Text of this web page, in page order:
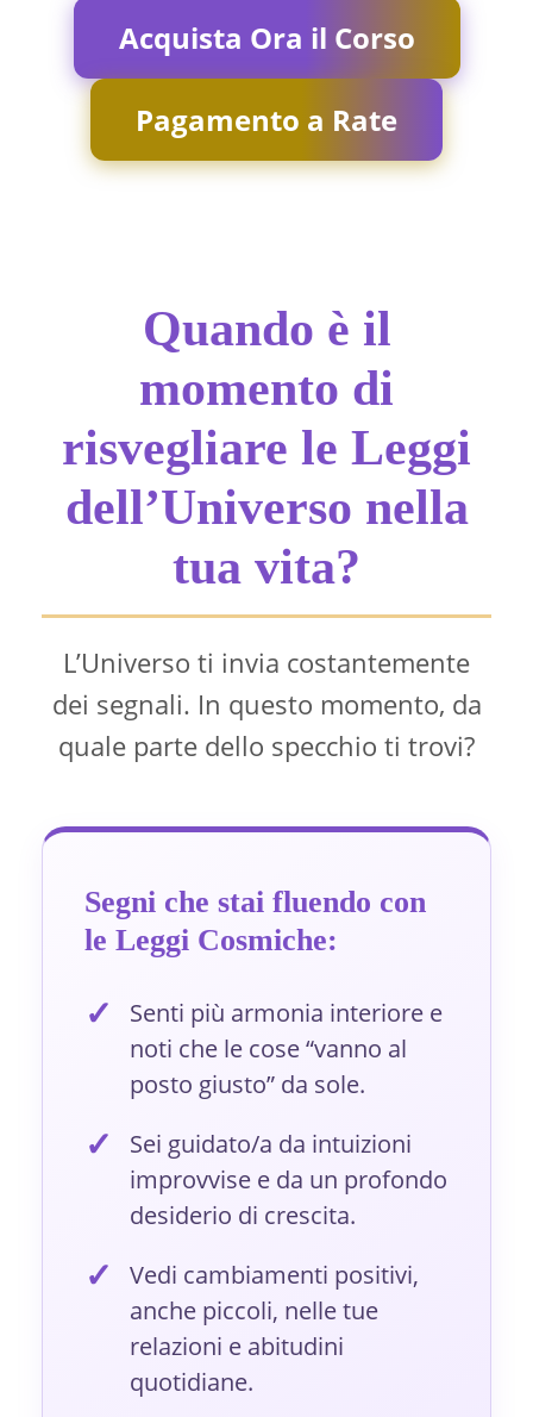
Acquista Ora il Corso
Pagamento a Rate
Quando è il
momento di
risvegliare le Leggi
dell’Universo nella
tua vita?
L’Universo ti invia costantemente
dei segnali. In questo momento, da
quale parte dello specchio ti trovi?
Segni che stai fluendo con
le Leggi Cosmiche:
✓
Senti più armonia interiore e
noti che le cose “vanno al
posto giusto” da sole.
✓
Sei guidato/a da intuizioni
improvvise e da un profondo
desiderio di crescita.
✓
Vedi cambiamenti positivi,
anche piccoli, nelle tue
relazioni e abitudini
quotidiane.